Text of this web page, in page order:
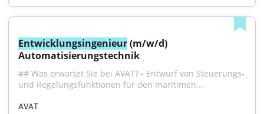
Entwicklungsingenieur (m/w/d)
Automatisierungstechnik
## Was erwartet Sie bei AVAT? - Entwurf von Steuerungs-
und Regelungsfunktionen für den maritimen...
AVAT